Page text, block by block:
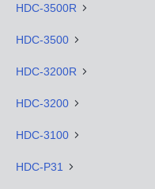
HDC-3500R
HDC-3500
HDC-3200R
HDC-3200
HDC-3100
HDC-P31